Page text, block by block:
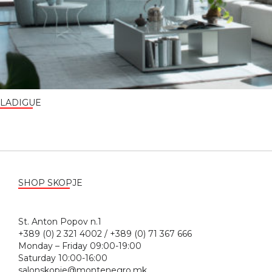
LADIGUE
SHOP SKOPJE
St. Anton Popov n.1
+389 (0) 2 321 4002 / +389 (0) 71 367 666
Monday – Friday 09:00-19:00
Saturday 10:00-16:00